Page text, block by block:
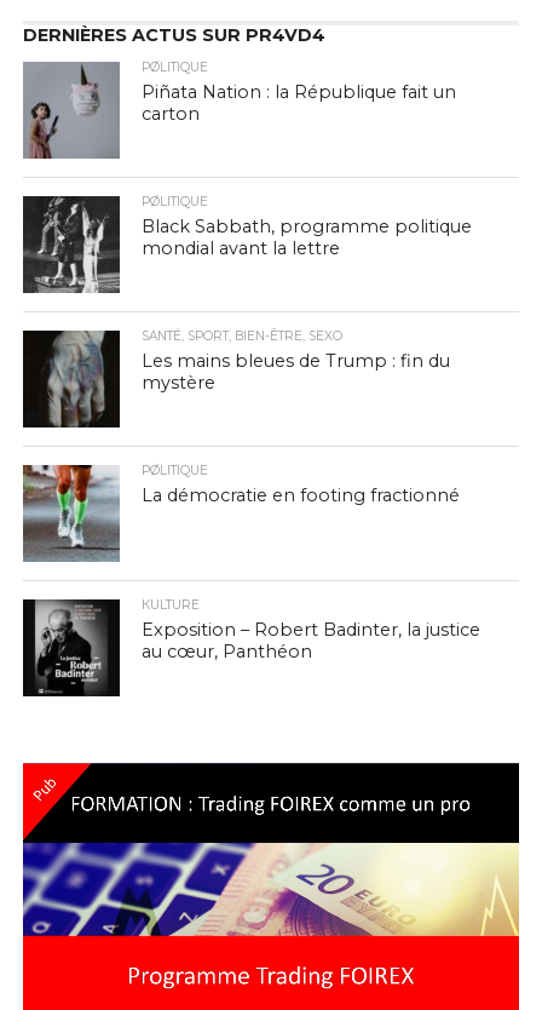
DERNIÈRES ACTUS SUR PR4VD4
PØLITIQUE
Piñata Nation : la République fait un
carton
PØLITIQUE
Black Sabbath, programme politique
mondial avant la lettre
SANTÉ, SPORT, BIEN-ÊTRE, SEXO
Les mains bleues de Trump : fin du
mystère
PØLITIQUE
La démocratie en footing fractionné
КULTURE
Exposition – Robert Badinter, la justice
au cœur, Panthéon